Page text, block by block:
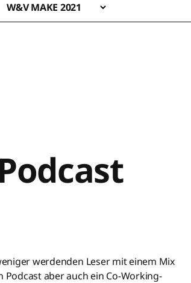
W&V MAKE 2021
werdenden Leser mit einem Mix
aber auch ein Co-Working-